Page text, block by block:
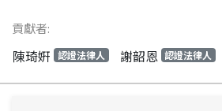
貢獻者:
陳琦姸 認證法律人 謝韶恩 認證法律人